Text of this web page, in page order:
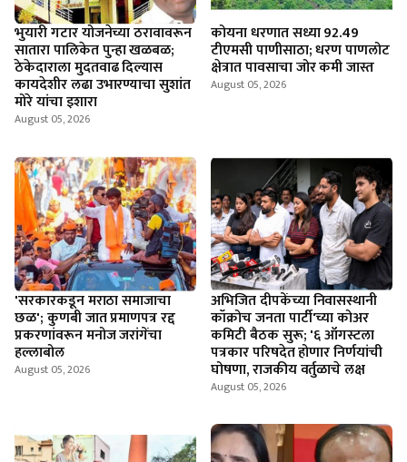
भुयारी गटार योजनेच्या ठरावावरून
सातारा पालिकेत पुन्हा खळबळ;
ठेकेदाराला मुदतवाढ दिल्यास
कायदेशीर लढा उभारण्याचा सुशांत
मोरे यांचा इशारा
August 05, 2026
कोयना धरणात सध्या 92.49
टीएमसी पाणीसाठा; धरण पाणलोट
क्षेत्रात पावसाचा जोर कमी जास्त
August 05, 2026
'सरकारकडून मराठा समाजाचा
छळ'; कुणबी जात प्रमाणपत्र रद्द
प्रकरणांवरून मनोज जरांगेंचा
हल्लाबोल
August 05, 2026
अभिजित दीपकेंच्या निवासस्थानी
कॉक्रोच जनता पार्टी'च्या कोअर
कमिटी बैठक सुरू; '६ ऑगस्टला
पत्रकार परिषदेत होणार निर्णयांची
घोषणा, राजकीय वर्तुळाचे लक्ष
August 05, 2026